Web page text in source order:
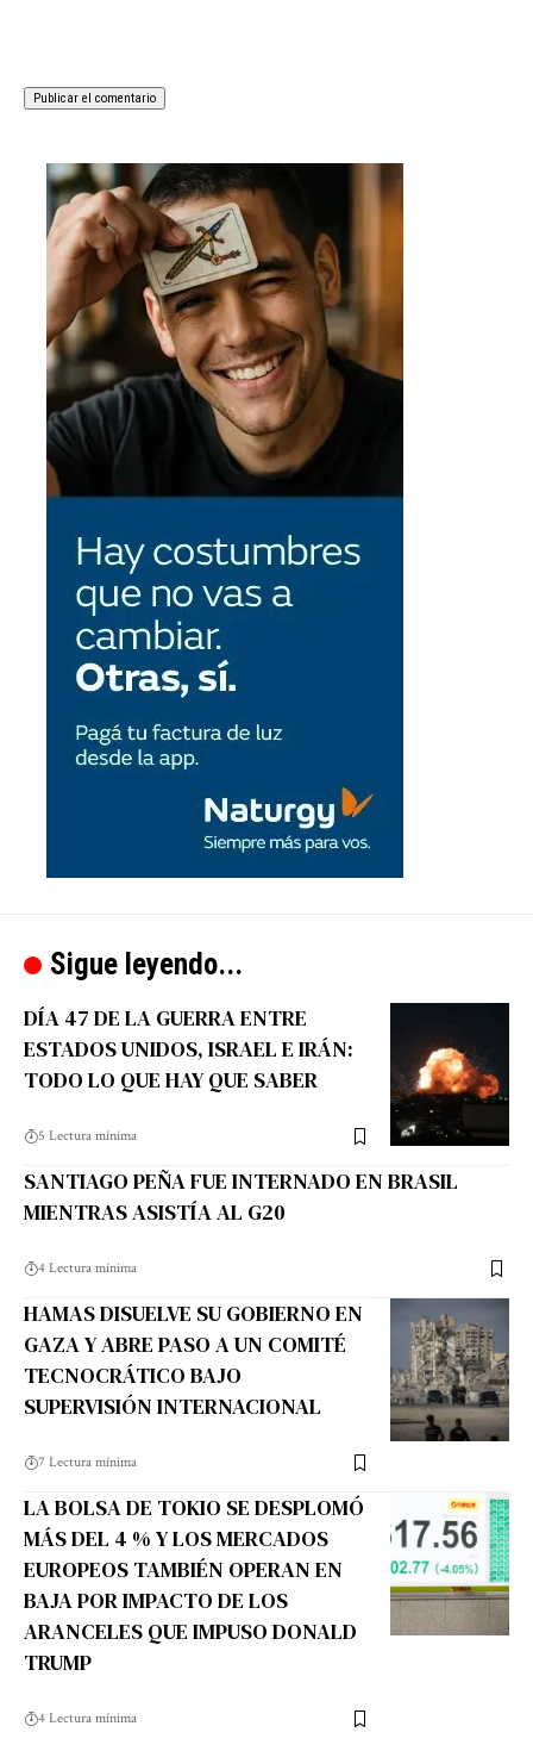
Sigue leyendo...
DÍA 47 DE LA GUERRA ENTRE
ESTADOS UNIDOS, ISRAEL E IRÁN:
TODO LO QUE HAY QUE SABER
5 Lectura mínima
SANTIAGO PEÑA FUE INTERNADO EN BRASIL
MIENTRAS ASISTÍA AL G20
4 Lectura mínima
HAMAS DISUELVE SU GOBIERNO EN
GAZA Y ABRE PASO A UN COMITÉ
TECNOCRÁTICO BAJO
SUPERVISIÓN INTERNACIONAL
7 Lectura mínima
LA BOLSA DE TOKIO SE DESPLOMÓ
MÁS DEL 4 % Y LOS MERCADOS
EUROPEOS TAMBIÉN OPERAN EN
BAJA POR IMPACTO DE LOS
ARANCELES QUE IMPUSO DONALD
TRUMP
4 Lectura mínima